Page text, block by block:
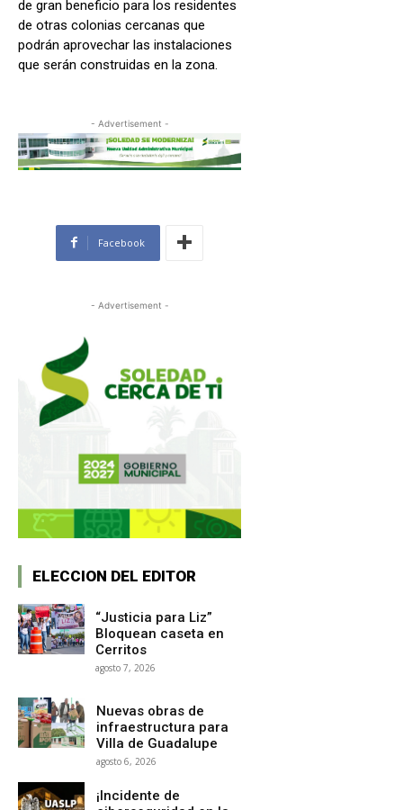
de gran beneficio para los residentes
de otras colonias cercanas que
podrán aprovechar las instalaciones
que serán construidas en la zona.
- Advertisement -
Facebook
- Advertisement -
ELECCION DEL EDITOR
“Justicia para Liz”
Bloquean caseta en
Cerritos
agosto 7, 2026
Nuevas obras de
infraestructura para
Villa de Guadalupe
agosto 6, 2026
¡Incidente de